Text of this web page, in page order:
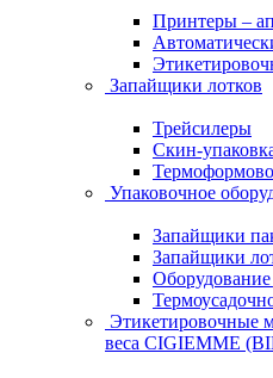
Принтеры –
Запайщики лотков
Трейсилеры
Скин-
Упаковочное
Запайщики
Запайщики
Этикетировочные
веса CIGIEMME